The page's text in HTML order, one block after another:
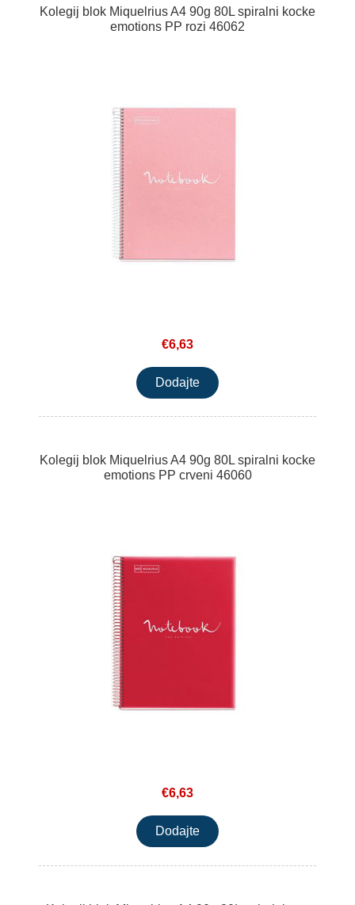
Kolegij blok Miquelrius A4 90g 80L spiralni kocke
emotions PP rozi 46062
€6,63
Kolegij blok Miquelrius A4 90g 80L spiralni kocke
emotions PP crveni 46060
€6,63